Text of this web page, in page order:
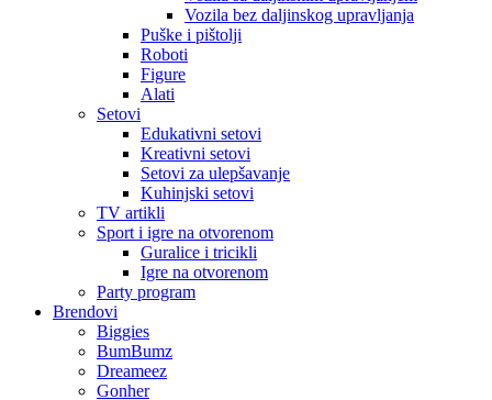
Vozila bez daljinskog upravljanja
Puške i pištolji
Roboti
Figure
Alati
Setovi
Edukativni setovi
Kreativni setovi
Setovi za ulepšavanje
Kuhinjski setovi
TV artikli
Sport i igre na otvorenom
Guralice i tricikli
Igre na otvorenom
Party program
Brendovi
Biggies
BumBumz
Dreameez
Gonher